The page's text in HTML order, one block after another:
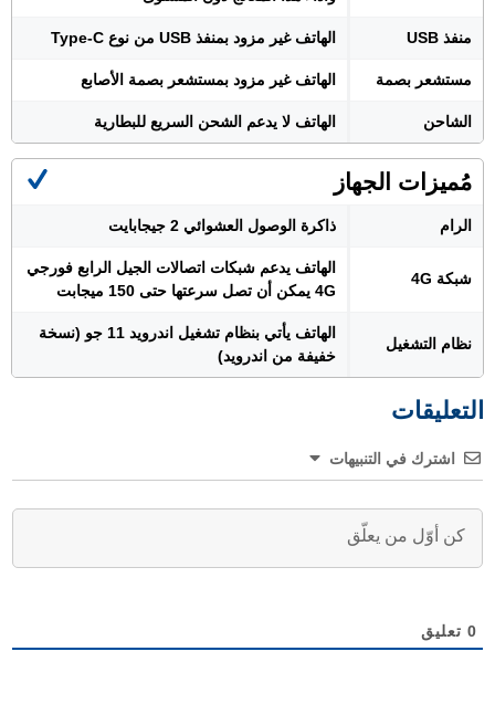
منفذ USB الهاتف غير مزود بمنفذ USB من نوع Type-C
مستشعر بصمة الهاتف غير مزود بمستشعر بصمة الأصابع
الشاحن الهاتف لا يدعم الشحن السريع للبطارية
مُميزات الجهاز
الرام ذاكرة الوصول العشوائي 2 جيجابايت
شبكة 4G
الهاتف يدعم شبكات اتصالات الجيل الرابع فورجي
4G يمكن أن تصل سرعتها حتى 150 ميجابت
نظام التشغيل
الهاتف يأتي بنظام تشغيل اندرويد 11 جو (نسخة
خفيفة من اندرويد)
التعليقات
اشترك في التنبيهات
0 تعليق